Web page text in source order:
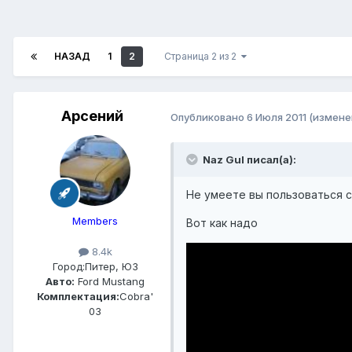
НАЗАД 1 2 Страница 2 из 2
Арсений
Members
8.4k
Город:Питер, ЮЗ
Авто: Ford Mustang
Комплектация:Cobra'
03
Опубликовано 6 Июля 2011
Naz Gul писал(а):
Не умеете вы пользоваться
Вот как надо